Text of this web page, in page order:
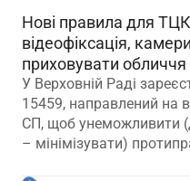
Нові правила для ТЦК
відеофіксація,
приховувати обличчя
У Верховній Раді
15459, направлений на
СП, щоб унеможливити
– мінімізувати)